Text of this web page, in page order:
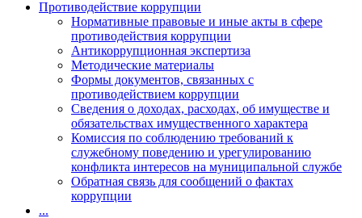
Противодействие коррупции
Нормативные правовые и иные акты в сфере
противодействия коррупции
Антикоррупционная экспертиза
Методические материалы
Формы документов, связанных с
противодействием коррупции
Сведения о доходах, расходах, об имуществе и
обязательствах имущественного характера
Комиссия по соблюдению требований к
служебному поведению и урегулированию
конфликта интересов на муниципальной службе
Обратная связь для сообщений о фактах
коррупции
...